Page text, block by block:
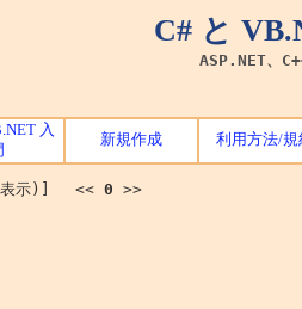
C# と
ASP.NET、
入
新規作成 利用方法/規
表示)] << 0 >>